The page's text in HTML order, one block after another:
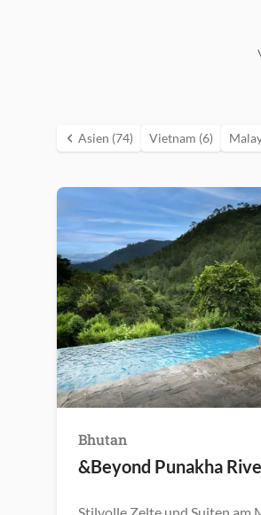
Asien (74) Vietnam (6)
Bhutan
&Beyond Punakha